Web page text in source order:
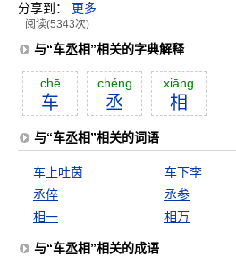
分享到： 更多
阅读(5343次)
与“车丞相”相关的字典解释
chē
车
chéng
丞
xiāng
相
与“车丞相”相关的词语
车上吐茵 车下李
丞倅
丞参
相一
相万
与“车丞相”相关的成语